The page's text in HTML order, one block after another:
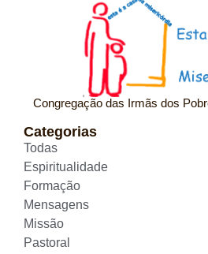
Congregação das Irmãs dos
Categorias
Todas
Espiritualidade
Formação
Mensagens
Missão
Pastoral